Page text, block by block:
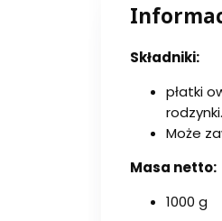
Składniki:
płatki
rodzynki.
Może
Masa netto:
1000 g